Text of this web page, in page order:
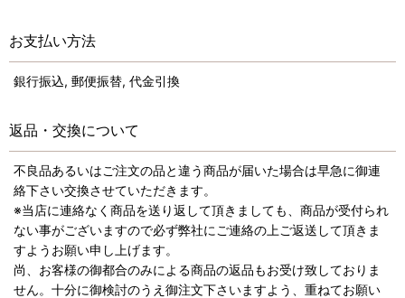
お支払い方法
銀行振込, 郵便振替, 代金引換
返品・交換について
不良品あるいはご注文の品と違う商品が届いた場合は早急に御連
絡下さい交換させていただきます。
※当店に連絡なく商品を送り返して頂きましても、商品が受付られ
ない事がございますので必ず弊社にご連絡の上ご返送して頂きま
すようお願い申し上げます。
尚、お客様の御都合のみによる商品の返品もお受け致しておりま
せん。十分に御検討のうえ御注文下さいますよう、重ねてお願い